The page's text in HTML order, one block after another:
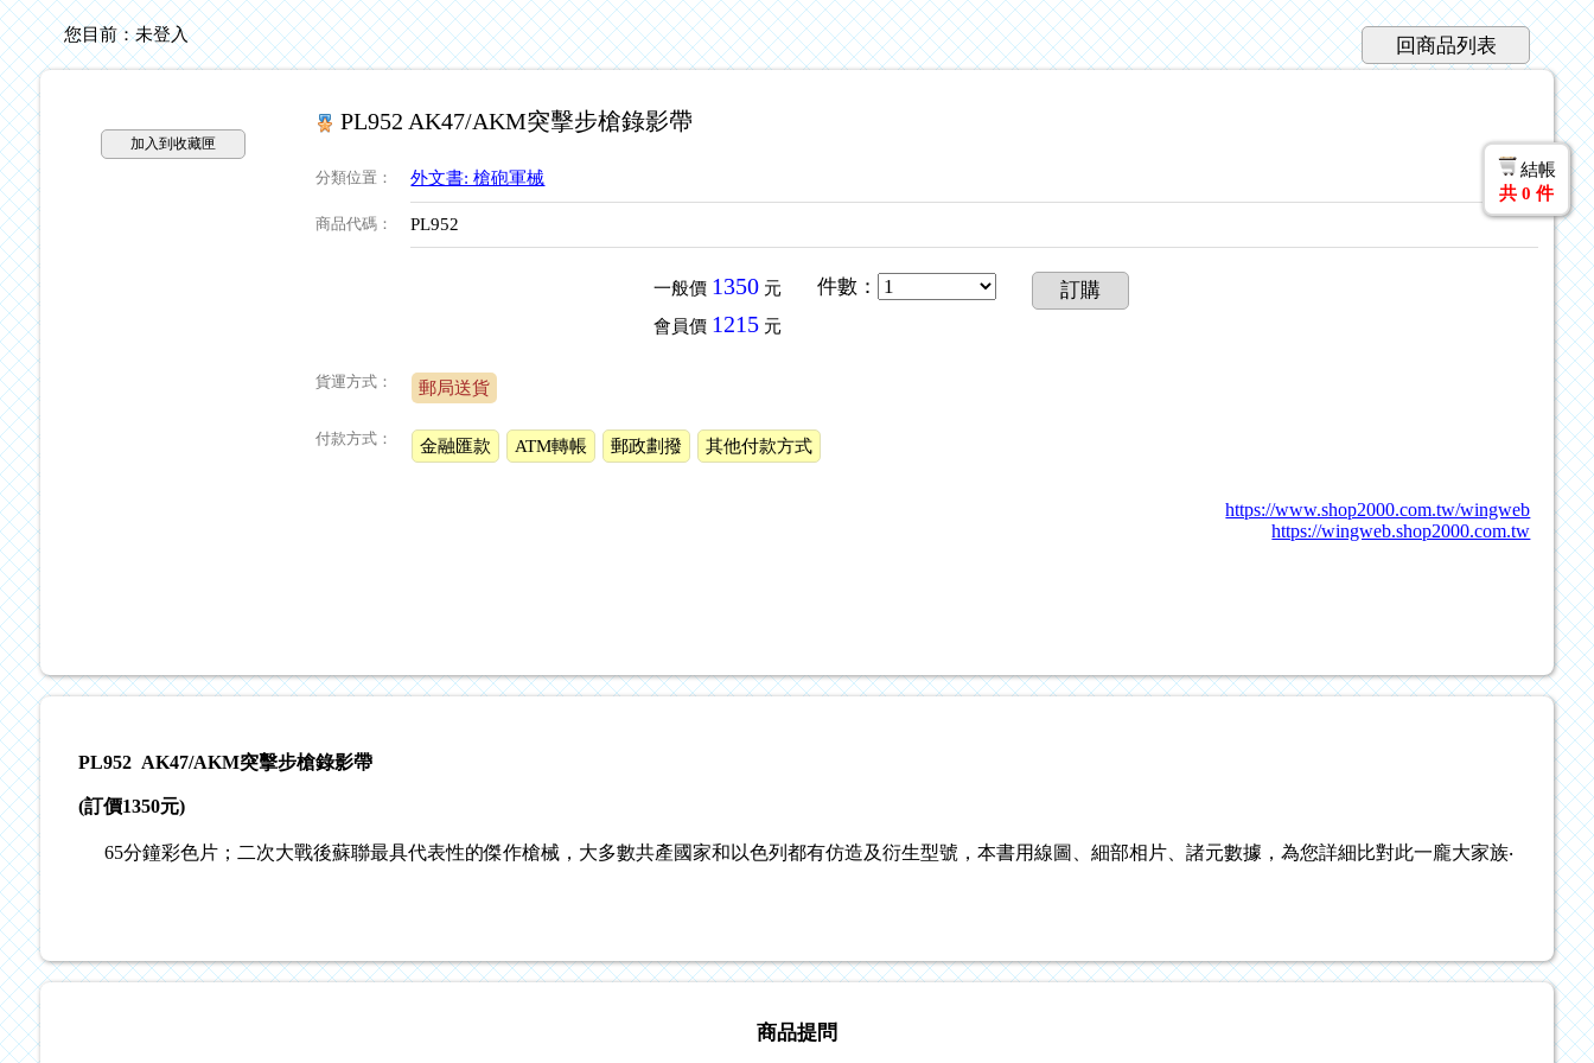
您目前：未登入 回商品列表
加入到收藏匣
PL952 AK47/AKM突擊步槍錄影帶
分類位置 ： 外文書: 槍砲軍械
商品代碼 ： PL952
一般價 1350 元
會員價 1215 元
件數 ： 訂購
貨運方式： 郵局送貨
付款方式： 金融匯款 ATM轉帳 郵政劃撥 其他付款方式
https://www.shop2000.com.tw/wingweb
https://wingweb.shop2000.com.tw
結帳
共 0 件
PL952 AK47/AKM突擊步槍錄影帶
(訂價1350元)
65分鐘彩色片；二次大戰後蘇聯最具代表性的傑作槍械，大多數共產國家和以色列都有仿造及衍生型號，本書用線圖、細部相片、諸元數據，為您詳細比對此一龐大家族‧
商品提問